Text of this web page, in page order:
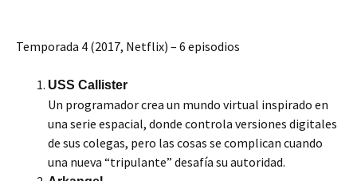
Temporada 4 (2017, Netflix) – 6 episodios
USS Callister
Un programador crea un mundo virtual inspirado en
una serie espacial, donde controla versiones digitales
de sus colegas, pero las cosas se complican cuando
una nueva “tripulante” desafía su autoridad.